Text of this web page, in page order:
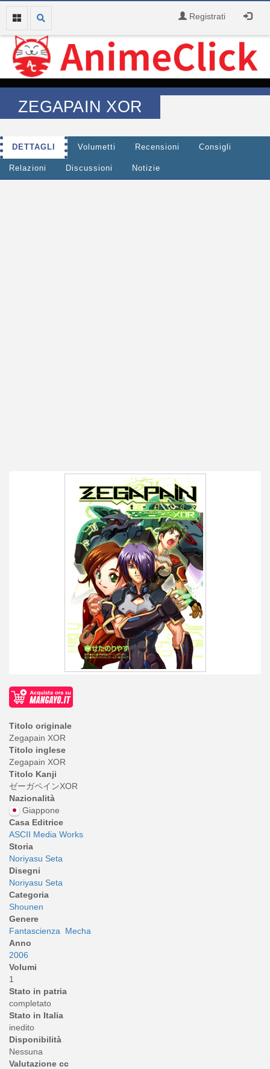
Registrati
ZEGAPAIN XOR
DETTAGLI Volumetti Recensioni Consigli
Relazioni Discussioni Notizie
Titolo originale
Zegapain XOR
Titolo inglese
Zegapain XOR
Titolo Kanji
ゼーガペインXOR
Nazionalità
Giappone
Casa Editrice
ASCII Media Works
Storia
Noriyasu Seta
Disegni
Noriyasu Seta
Categoria
Shounen
Genere
Fantascienza
Mecha
Anno
2006
Volumi
1
Stato in patria
completato
Stato in Italia
inedito
Disponibilità
Nessuna
Valutazione cc